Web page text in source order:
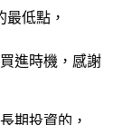
低點，
進時機，感謝
期投資的，